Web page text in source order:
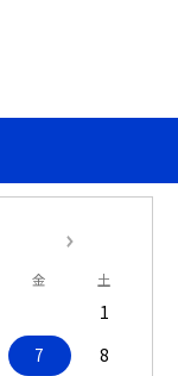
金 土
1
7
8